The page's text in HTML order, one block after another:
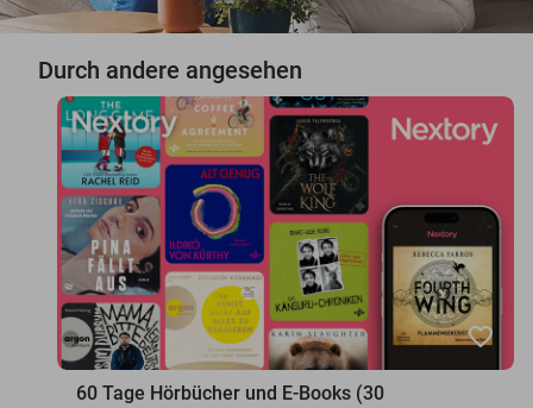
Durch andere angesehen
favorite_border
60 Tage Hörbücher und E-Books (30